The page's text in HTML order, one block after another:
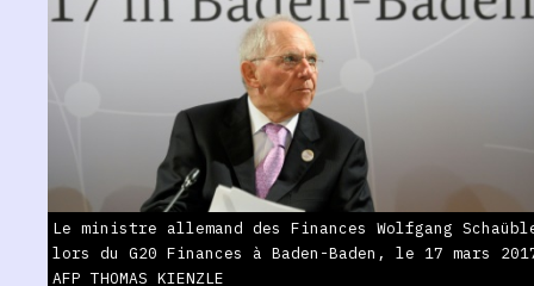
Le ministre allemand des Finances Wolfgang
lors du G20 Finances à Baden-Baden, le 17 mars
AFP THOMAS KIENZLE